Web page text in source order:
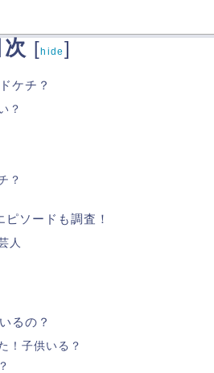
[hide ]
ケチ？
？
？
ソードも調査！
人
るの？
！子供いる？